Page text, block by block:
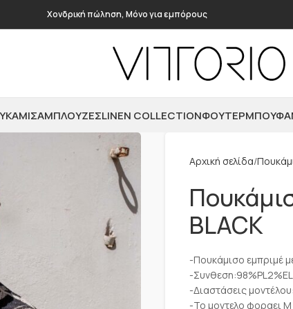
Χονδρική πώληση, Μόνο για εμπόρους
ΜΠΛΟΎΖΕΣLINEN COLLECTIONΦΟΎΤΕΡ
Αρχική σελίδα
BLACK
-Πουκάμισο εμπριμέ
-Συνθεση:98%PL2%EL
-Διαστάσεις
-Το μοντελο φοραει M